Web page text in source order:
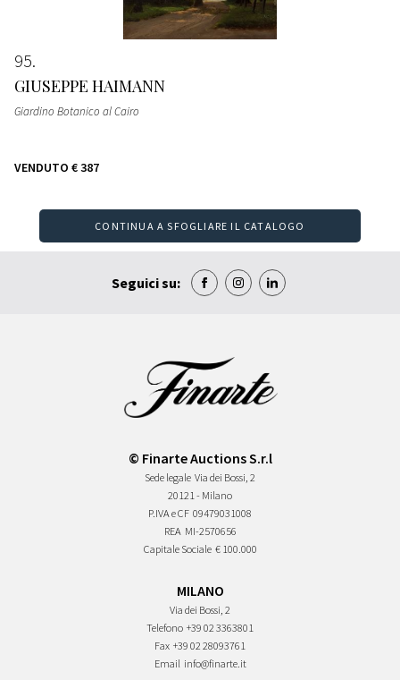
95
GIUSEPPE HAIMANN
Giardino Botanico al Cairo
VENDUTO € 387
CONTINUA A SFOGLIARE IL CATALOGO
Seguici su:
© Finarte Auctions S.r.l
Sede legale Via dei Bossi, 2
20121 - Milano
P.IVA e CF 09479031008
REA MI-2570656
Capitale Sociale € 100.000
MILANO
Via dei Bossi, 2
Telefono +39 02 3363801
Fax +39 02 28093761
Email info@finarte.it